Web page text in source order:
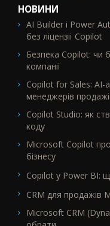
НОВИНИ
AI Builder і Power
без ліцензії Copilot
Безпека Copilot: чи
компанії
Copilot for Sales: AI-
менеджерів
Copilot Studio: як
коду
Microsoft Copilot
бізнесу
Copilot у Power BI:
CRM для продажів
Microsoft CRM